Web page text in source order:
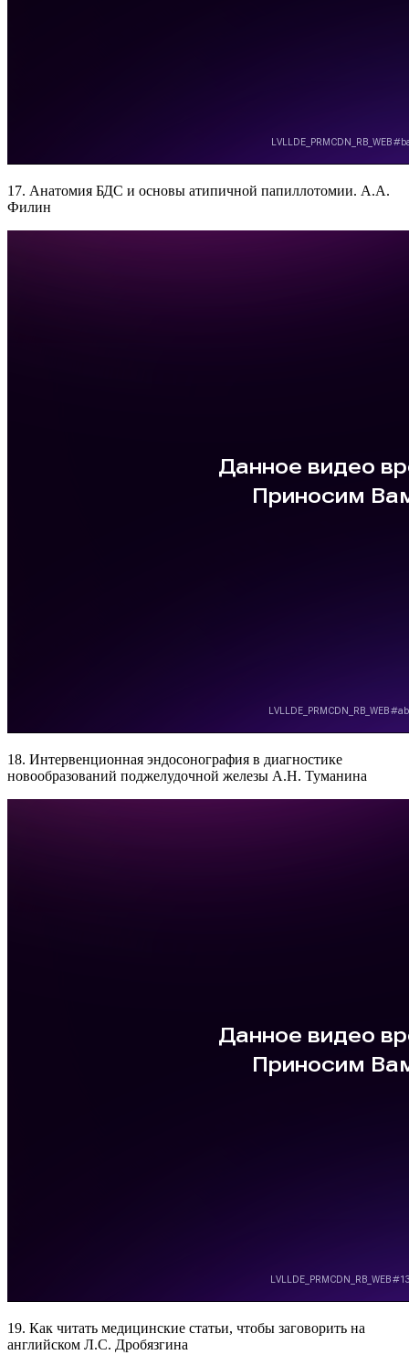
17. Анатомия БДС и основы атипичной папиллотомии. А.А.
Филин
18. Интервенционная эндосонография в диагностике
новообразований поджелудочной железы А.Н. Туманина
19. Как читать медицинские статьи, чтобы заговорить на
английском Л.С. Дробязгина